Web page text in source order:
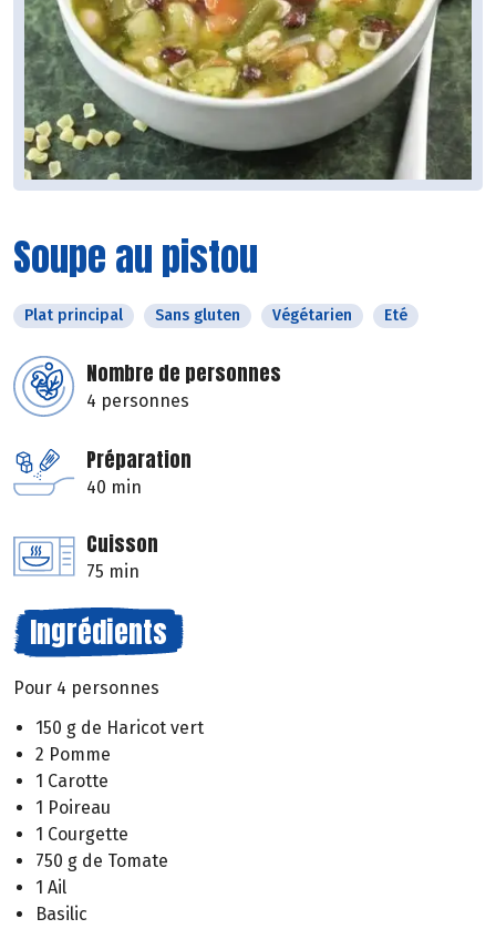
Soupe au pistou
Plat principal Sans gluten Végétarien Eté
Nombre de personnes
4 personnes
Préparation
40 min
Cuisson
75 min
Ingrédients
Pour 4 personnes
150 g de Haricot vert
2 Pomme
1 Carotte
1 Poireau
1 Courgette
750 g de Tomate
1 Ail
Basilic